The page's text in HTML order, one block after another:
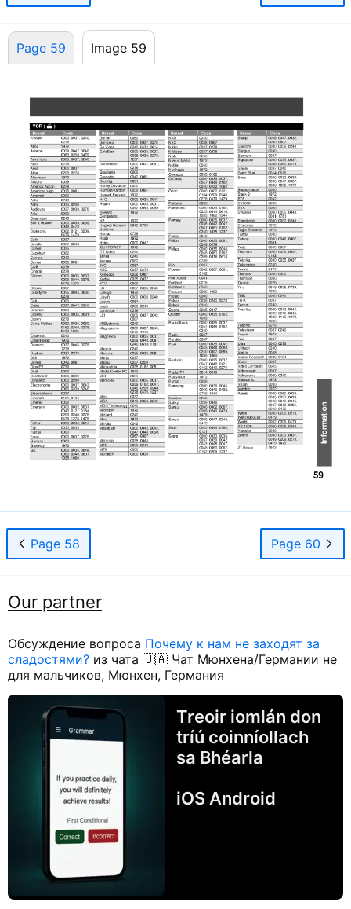
Page 59 Image 59
Page 58 Page 60
Our partner
Обсуждение вопроса Почему к нам не заходят за
сладостями? из чата 🇺🇦 Чат Мюнхена/Германии не
для мальчиков, Мюнхен, Германия
Treoir iomlán don
tríú coinníollach
sa Bhéarla
iOS Android